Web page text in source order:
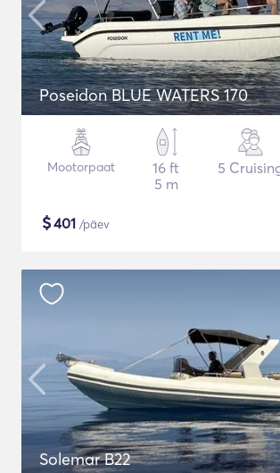
Poseidon BLUE WATERS 170
Mootorpaat
16 ft
5 m
5
$401 /päev
Solemar B22